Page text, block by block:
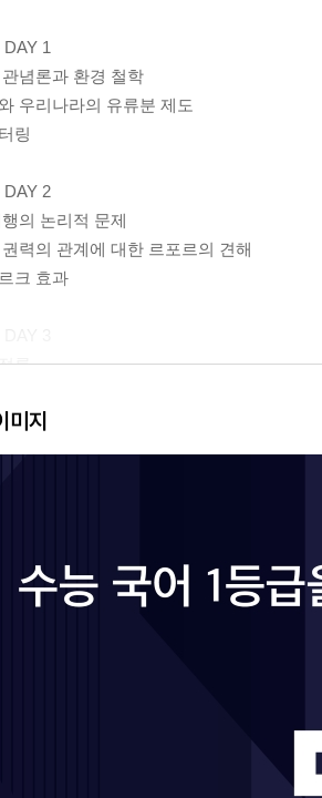
1
념론과 환경 철학
우리나라의 유류분 제도
링
DAY 2
의 논리적 문제
력의 관계에 대한 르포르의 견해
크 효과
론
와 경제 성장에 관한 견해들
화 지역 이론
미지